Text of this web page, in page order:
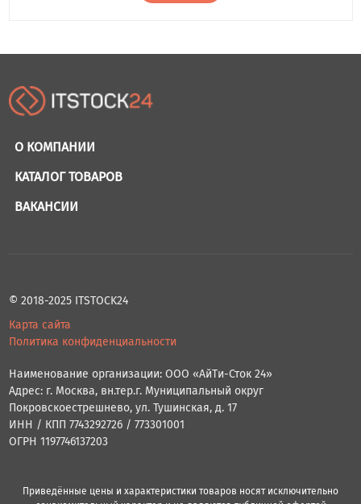
О КОМПАНИИ
КАТАЛОГ ТОВАРОВ
ВАКАНСИИ
© 2018-2025 ITSTOCK24
Карта сайта
Политика конфиденциальности
Наименование организации: ООО «АйТи-Сток 24»
Адрес: г. Москва, вн.тер.г. Муниципальный округ
Покровскоестрешнево, ул. Тушинская, д. 17
ИНН / КПП 7743292726 / 773301001
ОГРН 1197746137203
Приведённые цены и характеристики товаров носят исключительно